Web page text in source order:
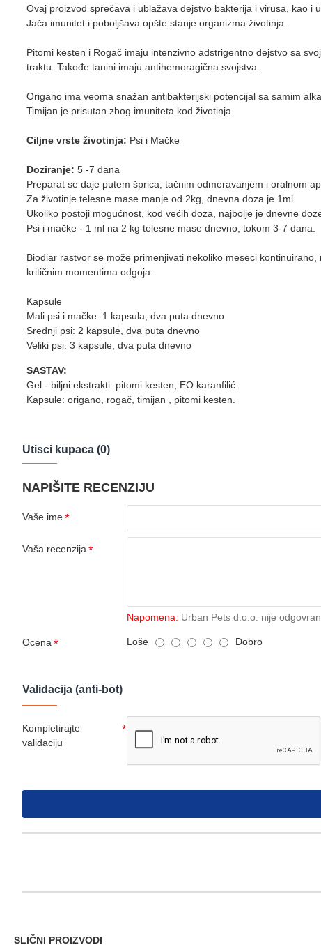
Ovaj proizvod sprečava i ublažava dejstvo bakterija i virusa, kao i
Jača imunitet i poboljšava opšte stanje organizma životinja.
Pitomi kesten i Rogač imaju intenzivno adstrigentno dejstvo sa
traktu. Takođe tanini imaju antihemoragična svojstva.
Origano ima veoma snažan antibakterijski potencijal sa samim
Timijan je prisutan zbog imuniteta kod životinja.
Ciljne vrste životinja: Psi i Mačke
Doziranje: 5 -7 dana
Preparat se daje putem šprica, tačnim odmeravanjem i oralnom
Za životinje telesne mase manje od 2kg, dnevna doza je 1ml.
Ukoliko postoji mogućnost, kod većih doza, najbolje je dnevne
Psi i mačke - 1 ml na 2 kg telesne mase dnevno, tokom 3-7 dana.
Biodiar rastvor se može primenjivati nekoliko meseci
kritičnim momentima odgoja.
Kapsule
Mali psi i mačke: 1 kapsula, dva puta dnevno
Srednji psi: 2 kapsule, dva puta dnevno
Veliki psi: 3 kapsule, dva puta dnevno
SASTAV:
Gel - biljni ekstrakti: pitomi kesten, EO karanfilić.
Kapsule: origano, rogač, timijan , pitomi kesten.
Utisci kupaca (0)
NAPIŠITE RECENZIJU
Vaše ime
Vaša recenzija
Napomena: Urban Pets d.o.o. nije
Ocena Loše Dobro
Validacija (anti-bot)
Kompletirajte
validaciju
SLIČNI PROIZVODI